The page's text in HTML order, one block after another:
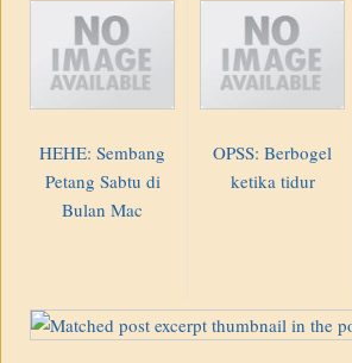
HEHE: Sembang
Petang Sabtu di
Bulan Mac
OPSS: Berbogel
ketika tidur